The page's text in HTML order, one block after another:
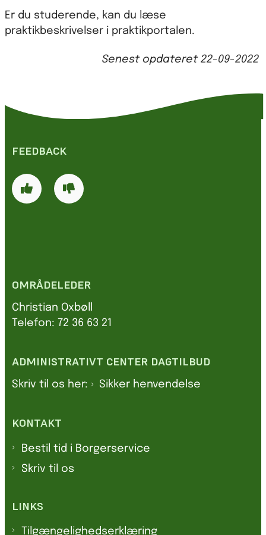
Er du studerende, kan du læse
praktikbeskrivelser i praktikportalen.
Senest opdateret 22-09-2022
FEEDBACK
OMRÅDELEDER
Christian Oxbøll
Telefon: 72 36 63 21
ADMINISTRATIVT CENTER DAGTILBUD
Skriv til os her: Sikker henvendelse
KONTAKT
Bestil tid i Borgerservice
Skriv til os
LINKS
Tilgængelighedserklæring